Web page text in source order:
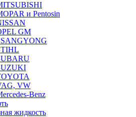
и Pentosin
GM
VW
Benz
жидкость